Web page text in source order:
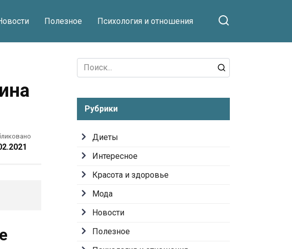
Полезное Психология и отношения
Search
for:
Рубрики
Диеты
Интересное
Красота и здоровье
Мода
Новости
Полезное